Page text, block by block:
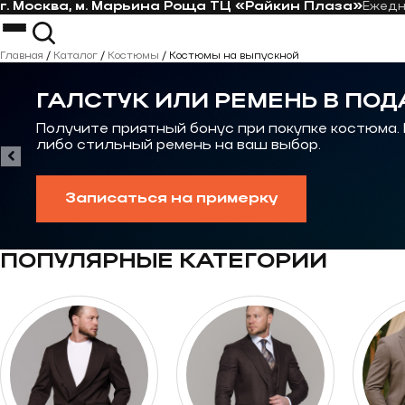
Перейти к контенту
г. Москва, м. Марьина Роща ТЦ «Райкин Плаза»
Костюмы
Костюм на свадьбу
Casual костюм
Костюмы на выпускной
Пиджаки
Галстуки
Контакты
Главная / Каталог / Костюмы / Костюмы на выпускной
ГАЛСТУК ИЛИ РЕМЕНЬ В
Получите приятный бонус при покупке
либо стильный ремень на ваш выбор.
Записаться на примерку
ПОПУЛЯРНЫЕ КАТЕГОРИИ
Перейти к категории Костюмы oversize
Перейти к